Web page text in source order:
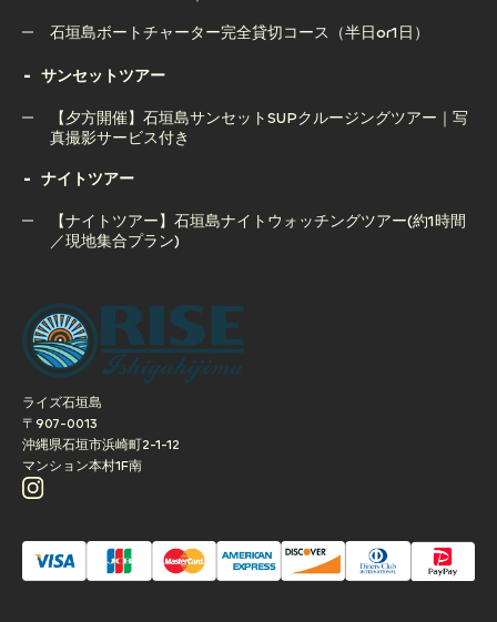
窟＆ウミガメツアー｜人気の2大スポット制覇
石垣島ボートチャーター完全貸切コース（半日or1日）
石垣島ボートチャーター完全貸切コース（半日or1日）
サンセットツアー
【夕方開催】石垣島サンセットSUPクルージングツアー｜写
真撮影サービス付き
【夕方開催】石垣島サンセットSUPクルージングツアー｜写
ナイトツアー
【ナイトツアー】石垣島ナイトウォッチングツアー(約1時間
／現地集合プラン)
／現地集合プラン)
ライズ石垣島
〒907-0013
沖縄県石垣市浜崎町2-1-12
マンション本村1F南